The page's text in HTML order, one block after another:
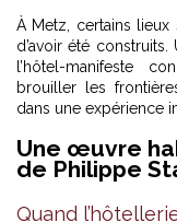
À Metz, certains
d’avoir été
l’hôtel-manifeste
brouiller les
dans une expérience
Une œuvre
de Philippe
Quand